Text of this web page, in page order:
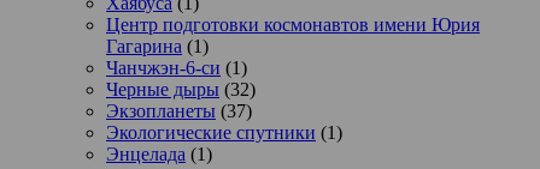
Центр подготовки космонавтов имени Юрия
Гагарина (1)
Чанчжэн-6-си (1)
Черные дыры (32)
Экзопланеты (37)
Экологические спутники (1)
Энцелада (1)